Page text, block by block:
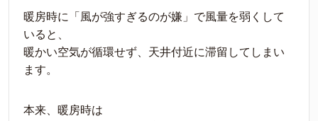
暖房時に「風が強すぎるのが嫌」で風量を弱くして
いると、
暖かい空気が循環せず、天井付近に滞留してしまい
ます。
本来、暖房時は